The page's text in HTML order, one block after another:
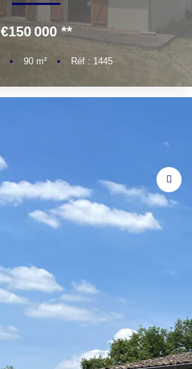
CONTACT
EN
€150 000**
• 90 m² • Réf : 1445